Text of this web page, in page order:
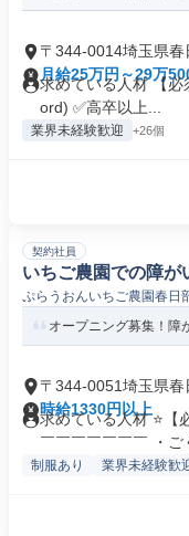
〒344-0014埼玉県春
月給25万円～29万
求めている人材 【必
ord) ✅高卒以上...
業界未経験歓迎 +26個
契約社員
いちご農園での障が
ぷらうおんいちご農園春日
オープニング募集！障
〒344-0051埼玉県春
時給1330円以上
求めている人材 ⭐【
￣￣￣￣￣￣￣ ・ご
制服あり 業界未経験歓